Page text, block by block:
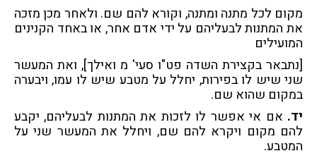
מקום לכל מתנה ומתנה, וקורא להם שם. ולאחר מכן מזכה
את המתנות לבעליהם על ידי אדם אחר, או באחד הקנינים
המועילים
[נתבאר בקצירת השדה פט"ו סעי' מ ואילך], ואת המעשר
שני שיש לו בפירות, יחלל על מטבע שיש לו עמו, ויבערה
במקום שהוא שם.
יד. אם אי אפשר לו לזכות את המתנות לבעליהם, יקבע
להם מקום ויקרא להם שם, ויחלל את המעשר שני על
המטבע.